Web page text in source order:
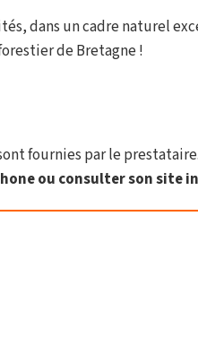
dans un cadre naturel
de Bretagne !
fournies par le
ou consulter son site